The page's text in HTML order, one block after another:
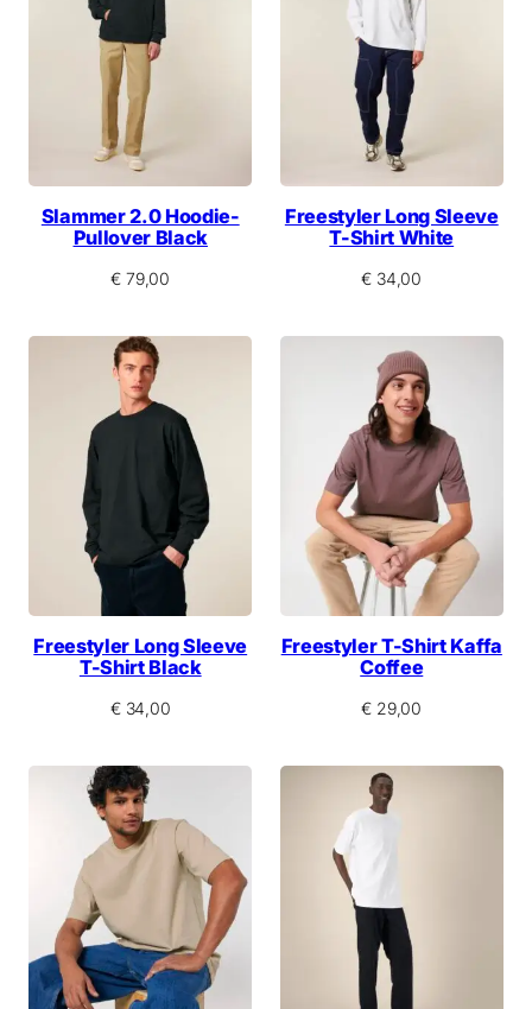
Slammer 2.0 Hoodie-
Pullover Black
€ 79,00
Freestyler Long Sleeve
T-Shirt White
€ 34,00
Freestyler Long Sleeve
T-Shirt Black
€34,00
Freestyler T-Shirt Kaffa
Coffee
€ 29,00